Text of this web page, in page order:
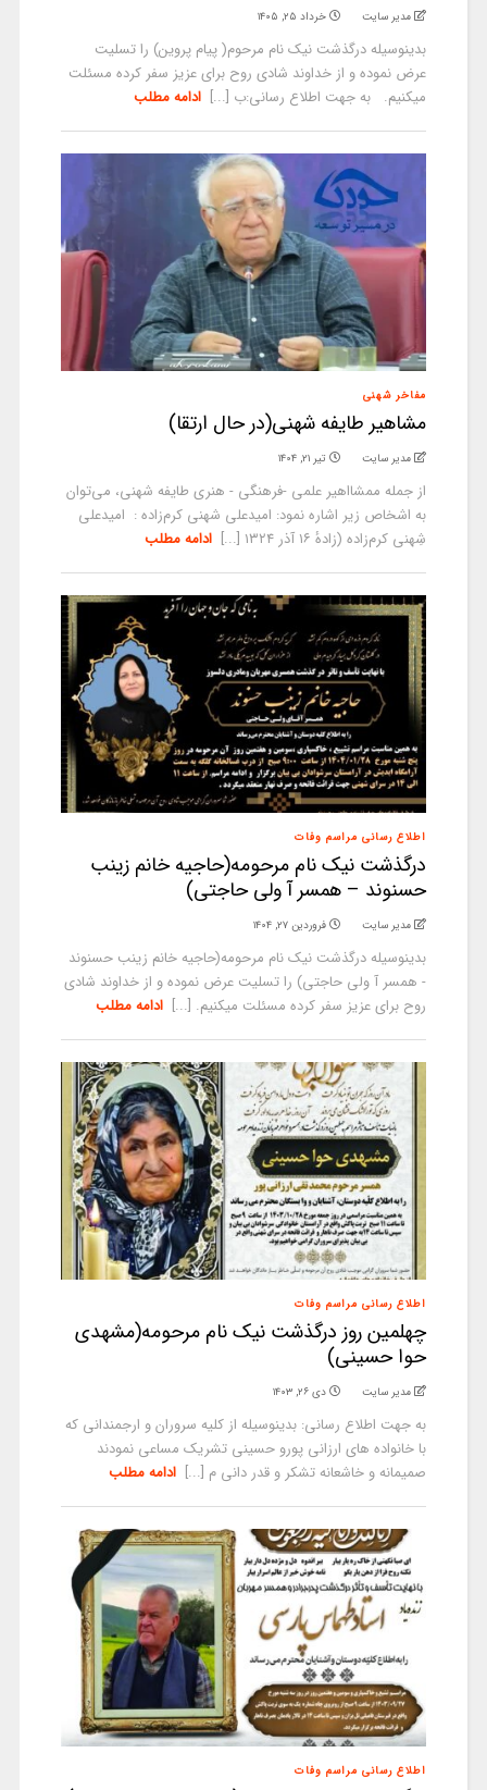
مدیر سایت خرداد ۲۵, ۱۴۰۵
بدینوسیله درگذشت نیک نام مرحوم( پیام پروین) را تسلیت
عرض نموده و از خداوند شادی روح برای عزیز سفر کرده مسئلت
میکنیم. به جهت اطلاع رسانی:ب [...] ادامه مطلب
مفاخر شهنی
مشاهیر طایفه شهنی(در حال ارتقا)
مدیر سایت تیر ۲۱, ۱۴۰۴
از جمله ممشااهیر علمی -فرهنگی - هنری طایفه شهنی، می‌توان
به اشخاص زیر اشاره نمود: امیدعلی شهنی کرم‌زاده : امیدعلی
شِهنی کرم‌زاده (زادهٔ ۱۶ آذر ۱۳۲۴ [...]
ادامه مطلب
اطلاع رسانی مراسم وفات
درگذشت نیک نام مرحومه(حاجیه خانم زینب
حسنوند – همسر آ ولی حاجتی)
مدیر سایت فروردین ۲۷, ۱۴۰۴
بدینوسیله درگذشت نیک نام مرحومه(حاجیه خانم زینب حسنوند
- همسر آ ولی حاجتی) را تسلیت عرض نموده و از خداوند شادی
روح برای عزیز سفر کرده مسئلت میکنیم. [...] ادامه مطلب
اطلاع رسانی مراسم وفات
چهلمین روز درگذشت نیک نام مرحومه(مشهدی
حوا حسینی)
مدیر سایت دی ۲۶, ۱۴۰۳
به جهت اطلاع رسانی: بدینوسیله از کلیه سروران و ارجمندانی که
با خانواده های ارزانی پورو حسینی تشریک مساعی نمودند
صمیمانه و خاشعانه تشکر و قدر دانی م [...] ادامه مطلب
اطلاع رسانی مراسم وفات